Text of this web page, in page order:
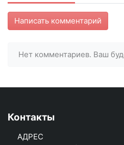
Написать комментарий
Нет комментариев. Ваш
Контакты
АДРЕС